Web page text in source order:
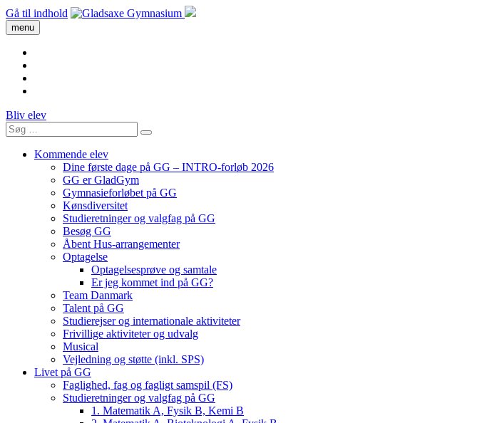
Gå til indhold
menu
Bliv elev
Kommende elev
Dine første dage på GG – INTRO-forløb 2026
GG er GladGym
Gymnasieforløbet på GG
Kønsdiversitet
Studieretninger og valgfag på GG
Besøg GG
Åbent Hus-arrangementer
Optagelse
Optagelsesprøve og samtale
Er jeg kommet ind på GG?
Team Danmark
Talent på GG
Studierejser og internationale aktiviteter
Frivillige aktiviteter og udvalg
Musical
Vejledning og støtte (inkl. SPS)
Livet på GG
Faglighed, fag og fagligt samspil (FS)
Studieretninger og valgfag på GG
1. Matematik A, Fysik B, Kemi B